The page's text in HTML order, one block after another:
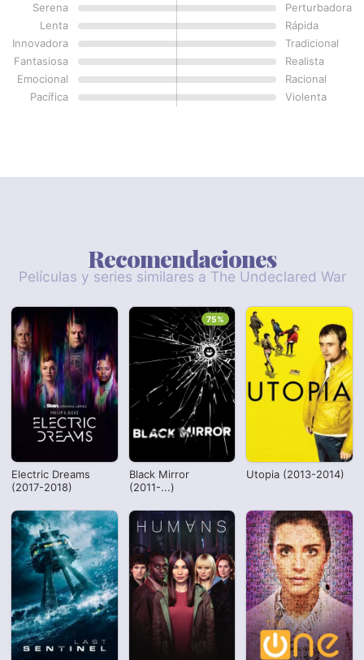
Serena
Perturbadora
Lenta
Rápida
Innovadora
Tradicional
Fantasiosa
Realista
Emocional
Racional
Pacífica
Violenta
Recomendaciones
Películas y series similares a The Undeclared War
Electric Dreams
(2017-2018)
Black Mirror
(2011-...)
75%
Utopia (2013-2014)